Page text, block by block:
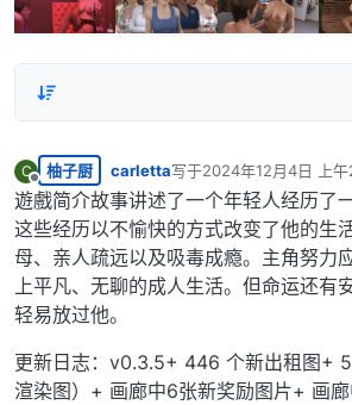
C
离线
柚子厨 carletta写于2024年12月4日 上
最后由 编辑
遊戲简介故事讲述了一个年轻人经历了
这些经历以不愉快的方式改变了他的生
母、亲人疏远以及吸毒成瘾。主角努力
上平凡、无聊的成人生活。但命运还有
轻易放过他。
更新日志：v0.3.5+ 446 个新出租图+
渲染图）+ 画廊中6张新奖励图片+ 画